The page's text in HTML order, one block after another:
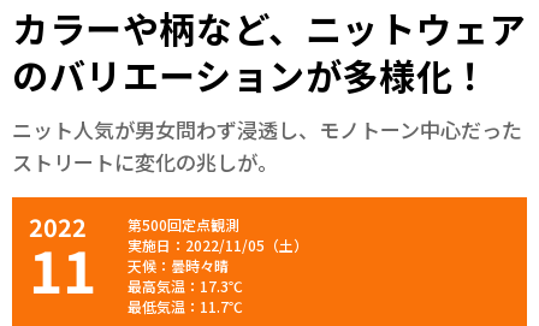
カラーや柄など、ニットウェア
のバリエーションが多様化！
ニット人気が男女問わず浸透し、モノトーン中心だった
ストリートに変化の兆しが。
2022
11
第500回定点観測
実施日：2022/11/05（土）
天候：曇時々晴
最高気温：17.3℃
最低気温：11.7℃